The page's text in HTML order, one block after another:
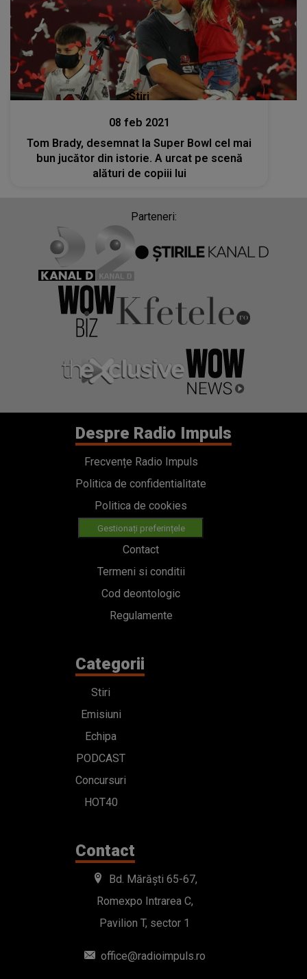
Stiri
08 feb 2021
Tom Brady, desemnat la Super Bowl cel mai
bun jucător din istorie. A urcat pe scenă
alături de copiii lui
Parteneri:
Despre Radio Impuls
Frecvențe Radio Impuls
Politica de confidentialitate
Politica de cookies
Gestionați preferințele
Contact
Termeni si conditii
Cod deontologic
Regulamente
Categorii
Stiri
Emisiuni
Echipa
PODCAST
Concursuri
HOT40
Contact
Bd. Mărăști 65-67,
Romexpo Intrarea C,
Pavilion T, sector 1
office@radioimpuls.ro